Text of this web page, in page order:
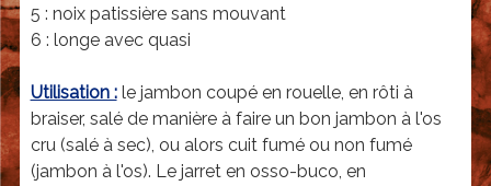
é
p
a
u
e
d
é
n
o
m
5 : noix patissière sans mouvant
6 : longe avec quasi
Utilisation :le jambon coupé en rouelle, en rôti à
braiser, salé de manière à faire un bon jambon à l'os
cru (salé à sec), ou alors cuit fumé ou non fumé
(jambon à l'os). Le jarret en osso-buco, en